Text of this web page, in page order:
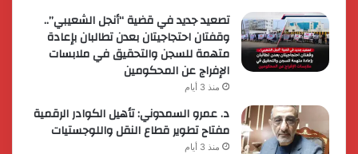
تصعيد جديد في قضية “أنجل الشعيبي”..
وقفتان احتجاجيتان بعدن تطالبان بإعادة
متهمة للسجن والتحقيق في ملابسات
الإفراج عن المحكومين
منذ 3 أيام
د. عمرو السمدوني: تأهيل الكوادر الرقمية
مفتاح تطوير قطاع النقل واللوجستيات
منذ 3 أيام